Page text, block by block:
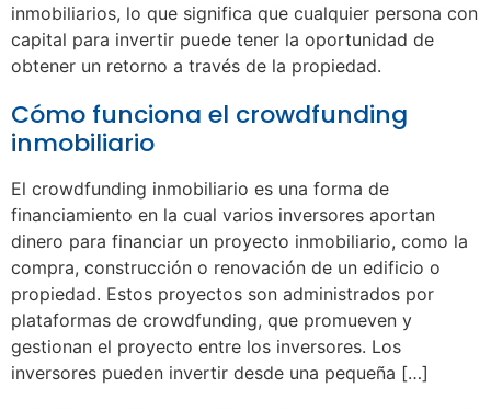
inmobiliarios, lo que significa que cualquier persona con
capital para invertir puede tener la oportunidad de
obtener un retorno a través de la propiedad.
Cómo funciona el crowdfunding
inmobiliario
El crowdfunding inmobiliario es una forma de
financiamiento en la cual varios inversores aportan
dinero para financiar un proyecto inmobiliario, como la
compra, construcción o renovación de un edificio o
propiedad. Estos proyectos son administrados por
plataformas de crowdfunding, que promueven y
gestionan el proyecto entre los inversores. Los
inversores pueden invertir desde una pequeña […]